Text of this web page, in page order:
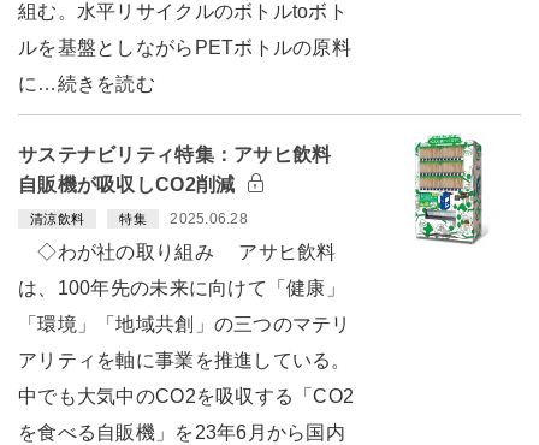
組む。水平リサイクルのボトルtoボト
ルを基盤としながらPETボトルの原料
に…続きを読む
サステナビリティ特集：アサヒ飲料
自販機が吸収しCO2削減
清涼飲料 特集 2025.06.28
◇わが社の取り組み アサヒ飲料
は、100年先の未来に向けて「健康」
「環境」「地域共創」の三つのマテリ
アリティを軸に事業を推進している。
中でも大気中のCO2を吸収する「CO2
を食べる自販機」を23年6月から国内